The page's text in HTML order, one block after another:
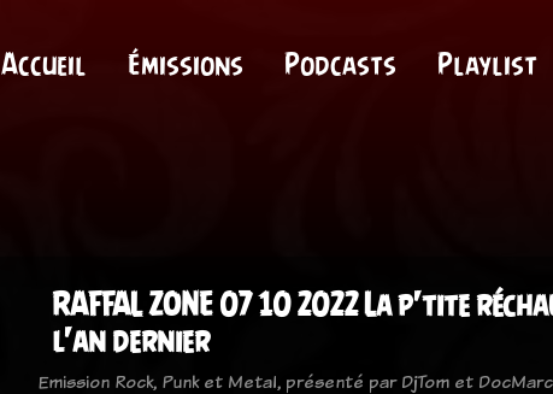
Accueil Émissions Podcasts Playlist
RAFFAL ZONE 07 10 2022 La p'tite
l'an dernier
Emission Rock, Punk et Metal, présenté par DjTom et